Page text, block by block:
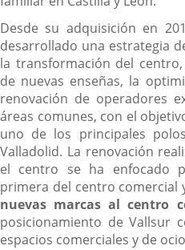
Desde su adquisición en
desarrollado una estrategia
la transformación del
de nuevas enseñas, la
renovación de operadores
áreas comunes, con el
uno de los principales
Valladolid. La renovación
el centro se ha enfocado
primera del centro
nuevas marcas al centro
posicionamiento de Vallsur
espacios comerciales y de